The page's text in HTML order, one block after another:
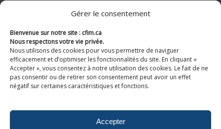
Gérer le consentement
Bienvenue sur notre site : cfim.ca
Nous respectons votre vie privée.
Nous utilisons des cookies pour vous permettre de naviguer
efficacement et d’optimiser les fonctionnalités du site. En cliquant «
Accepter », vous consentez à notre utilisation des cookies. Le fait de ne
pas consentir ou de retirer son consentement peut avoir un effet
négatif sur certaines caractéristiques et fonctions.
Accepter
Devenir membre de CFIM
Suivez-nous